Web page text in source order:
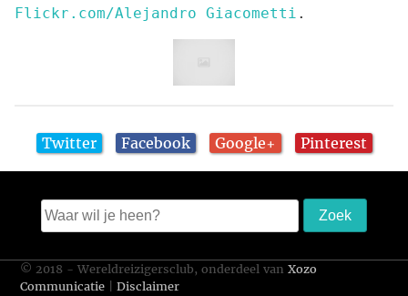
Flickr.com/Alejandro Giacometti .
Twitter Facebook Google+ Pinterest
© 2018 - Wereldreizigersclub, onderdeel vanXozo
Communicatie |Disclaimer